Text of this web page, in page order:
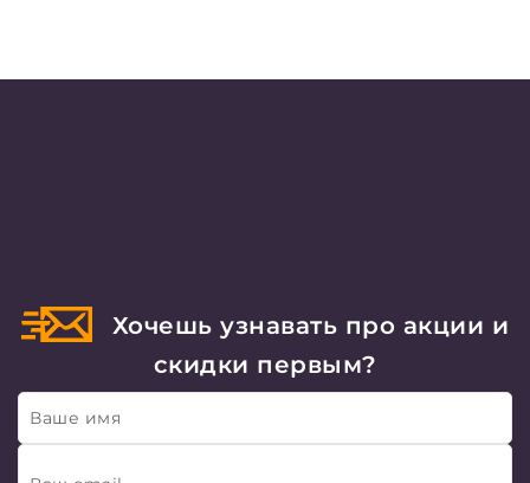
Хочешь узнавать про акции и
скидки первым?
Ваше имя